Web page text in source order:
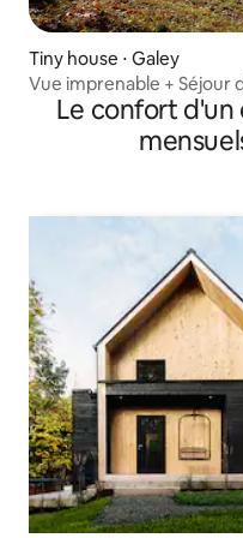
Tiny house ⋅ Galey
Vue imprenable + Séjour
Le confort d'un